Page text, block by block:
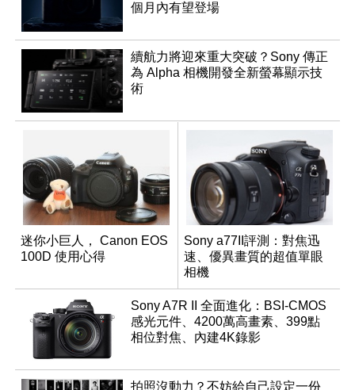
個月內有望登場
續航力將迎來重大突破？Sony 傳正
為 Alpha 相機開發全新螢幕顯示技
術
迷你小巨人， Canon EOS
100D 使用心得
Sony a77II評測：對焦迅
速、優異畫質的超值單眼
相機
Sony A7R II 全面進化：BSI-CMOS
感光元件、4200萬高畫素、399點
相位對焦、內建4K錄影
拍照沒動力？不妨給自己設定一份